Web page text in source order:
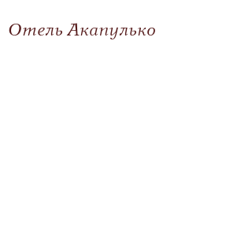
Отель Акапулько